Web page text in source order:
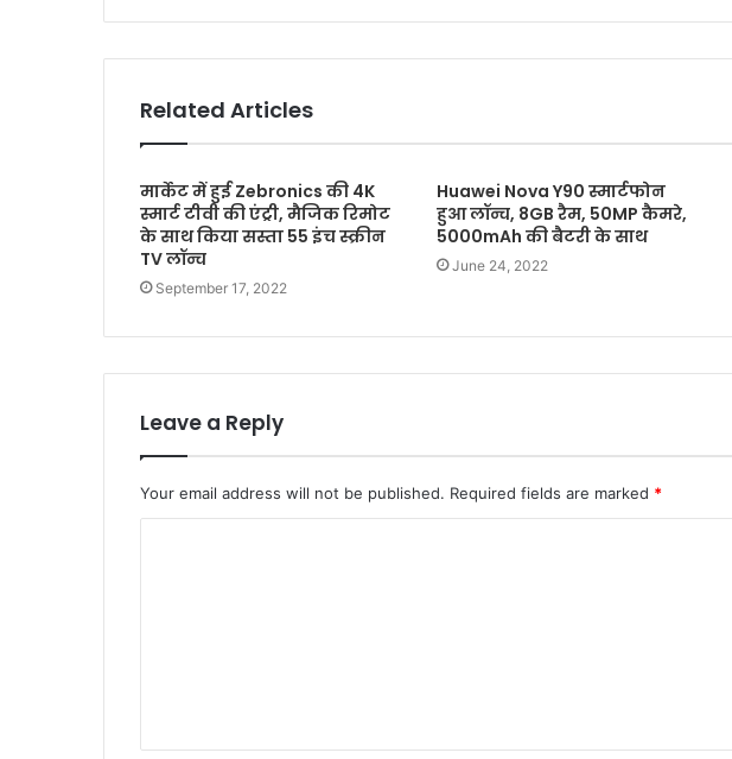
Related Articles
मार्केट में हुई Zebronics की 4K
स्मार्ट टीवी की एंट्री, मैजिक रिमोट
के साथ किया सस्ता 55 इंच स्क्रीन
TV लॉन्च
September 17, 2022
Huawei Nova Y90 स्मार्टफोन
हुआ लॉन्च, 8GB रैम, 50MP कैमरे,
5000mAh की बैटरी के साथ
June 24, 2022
Leave a Reply
Your email address will not be published. Required fields are marked *
t